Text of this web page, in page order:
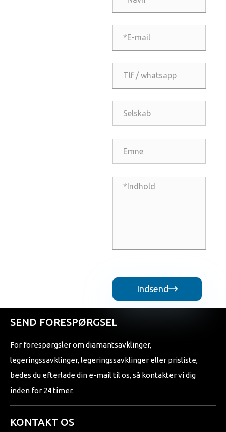
Indsend
SEND FORESPØRGSEL
For forespørgsler om diamantsavklinger,
legeringssavklinger, legeringssavklinger eller prisliste,
bedes du efterlade din e-mail til os, så kontakter vi dig
inden for 24 timer.
KONTAKT OS